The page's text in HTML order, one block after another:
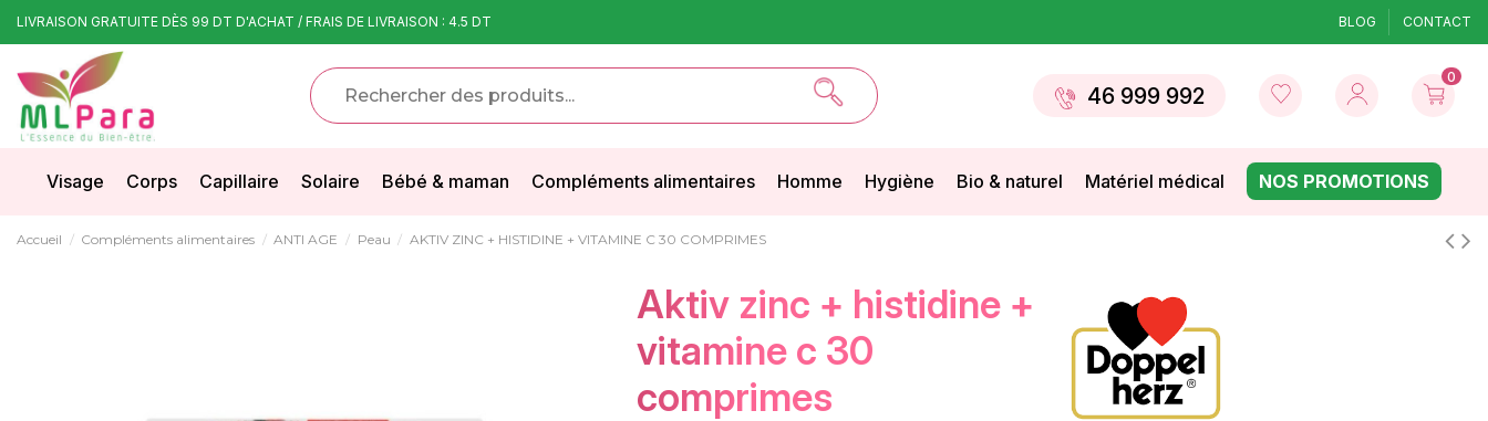
LIVRAISON GRATUITE DÈS 99 DT D'ACHAT / FRAIS DE LIVRAISON : 4.5 DT BLOG CONTACT
46 999 992
0
Visage Corps Capillaire Solaire Bébé & maman Compléments alimentaires Homme Hygiène Bio & naturel Matériel médical NOS PROMOTIONS
Accueil Compléments alimentaires ANTI AGE Peau AKTIV ZINC + HISTIDINE + VITAMINE C 30 COMPRIMES
aktiv zinc + histidine +
vitamine c 30
comprimes